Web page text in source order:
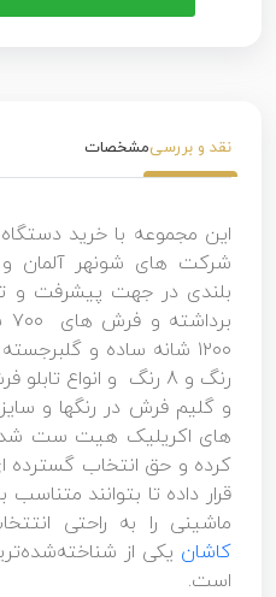
نقد و بررسیمشخصات
این مجموعه با خرید
شرکت های شونهر آلمان
بلندی در جهت پیشرفت و
رنگ و 8 رنگ و انواع
و گلیم فرش در رنگها و
های اکریلیک هیت ست شده
کرده و حق انتخاب گسترده
قرار داده تا بتوانند
ماشینی را به راحتی
کاشان یکی از
است.